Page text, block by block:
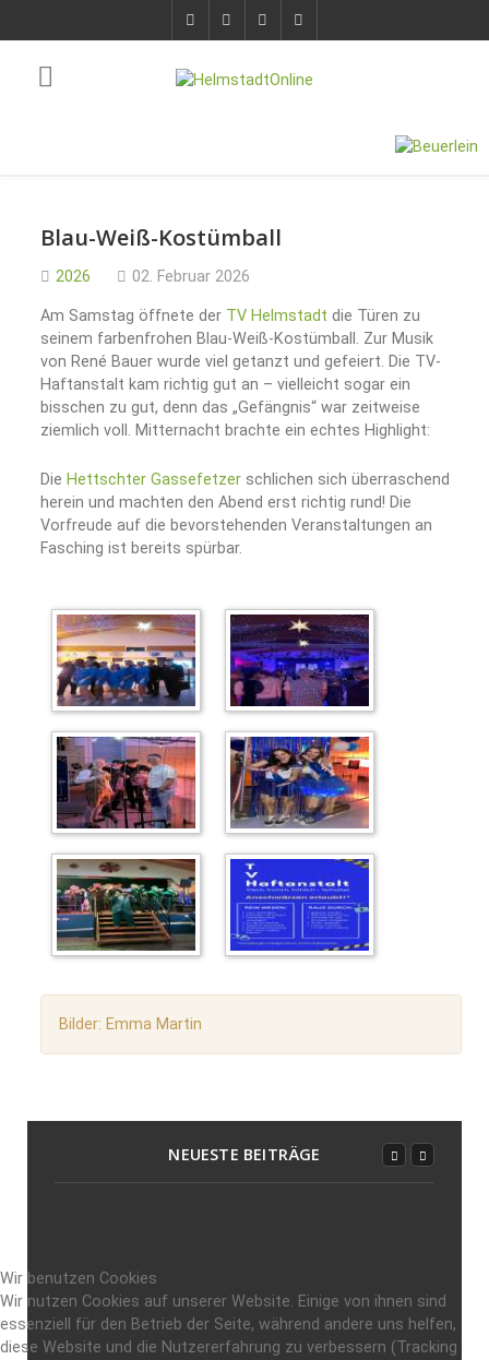
Blau-Weiß-Kostümball
2026 02. Februar 2026
Am Samstag öffnete der TV Helmstadt die Türen zu
seinem farbenfrohen Blau-Weiß-Kostümball. Zur Musik
von René Bauer wurde viel getanzt und gefeiert. Die TV-
Haftanstalt kam richtig gut an – vielleicht sogar ein
bisschen zu gut, denn das „Gefängnis“ war zeitweise
ziemlich voll. Mitternacht brachte ein echtes Highlight:
Die Hettschter Gassefetzer schlichen sich überraschend
herein und machten den Abend erst richtig rund! Die
Vorfreude auf die bevorstehenden Veranstaltungen an
Fasching ist bereits spürbar.
Bilder: Emma Martin
NEUESTE BEITRÄGE
Wir benutzen Cookies
Wir nutzen Cookies auf unserer Website. Einige von ihnen sind
essenziell für den Betrieb der Seite, während andere uns helfen,
diese Website und die Nutzererfahrung zu verbessern (Tracking